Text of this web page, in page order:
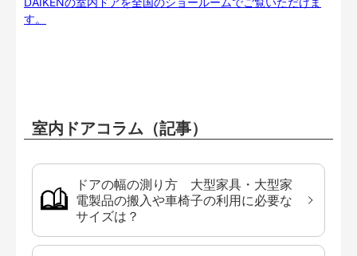
す。
室内ドアコラム（記事）
ドアの幅の測り方 大型家具・大型家
電製品の搬入や車椅子の利用に必要な
サイズは？